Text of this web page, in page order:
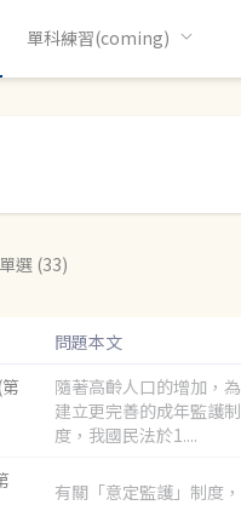
單科練習(coming)
單選 (33)
問題本文
隨著高齡人口的增加，為
建立更完善的成年監護制
度，我國民法於1....
有關「意定監護」制度，